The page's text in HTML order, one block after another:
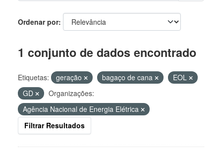
Ordenar por
1 conjunto de dados encontrado
Etiquetas: geração bagaço de cana
EOL
GD
Organizações:
Agência Nacional de Energia Elétrica
Filtrar Resultados